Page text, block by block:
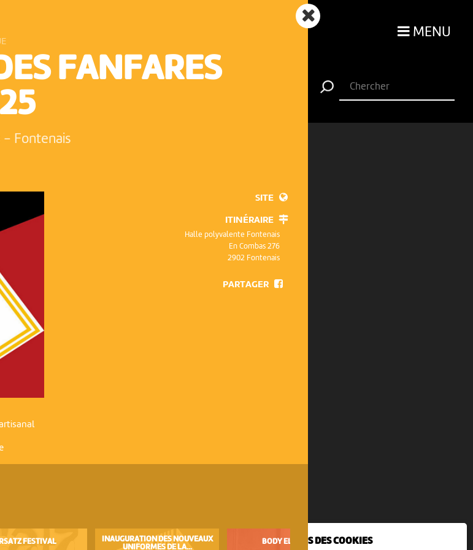
NOUS UTILISONS DES COOKIES
MENU
FANFARES
- Fontenais
SITE
ITINÉRAIRE
Halle polyvalente Fontenais
En Combas 276
2902 Fontenais
PARTAGER
FESTIVAL
INAUGURATION DES NOUVEAUX
UNIFORMES DE LA...
BODY ELECTRIC FESTIVAL DES FANFARES